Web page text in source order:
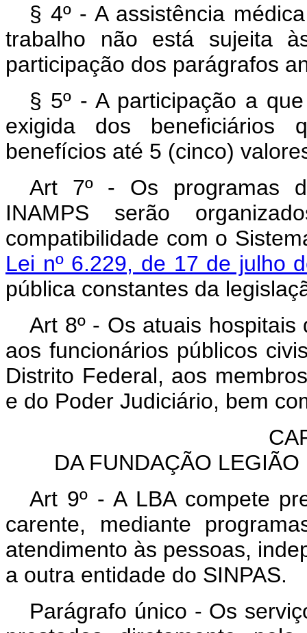
§ 4º - A assistência
trabalho não está sujeita
participação dos parágrafos
§ 5º - A participação a
exigida dos beneficiários
benefícios até 5 (cinco)
Art 7º - Os programas
INAMPS serão
compatibilidade com o
Lei nº 6.229, de 17 de julho
pública constantes da
Art 8º - Os atuais
aos funcionários públicos
Distrito Federal, aos
e do Poder Judiciário, bem
DA FUNDAÇÃO
Art 9º - A LBA compete
carente, mediante
atendimento às pessoas,
a outra entidade do SINPAS.
Parágrafo único - Os